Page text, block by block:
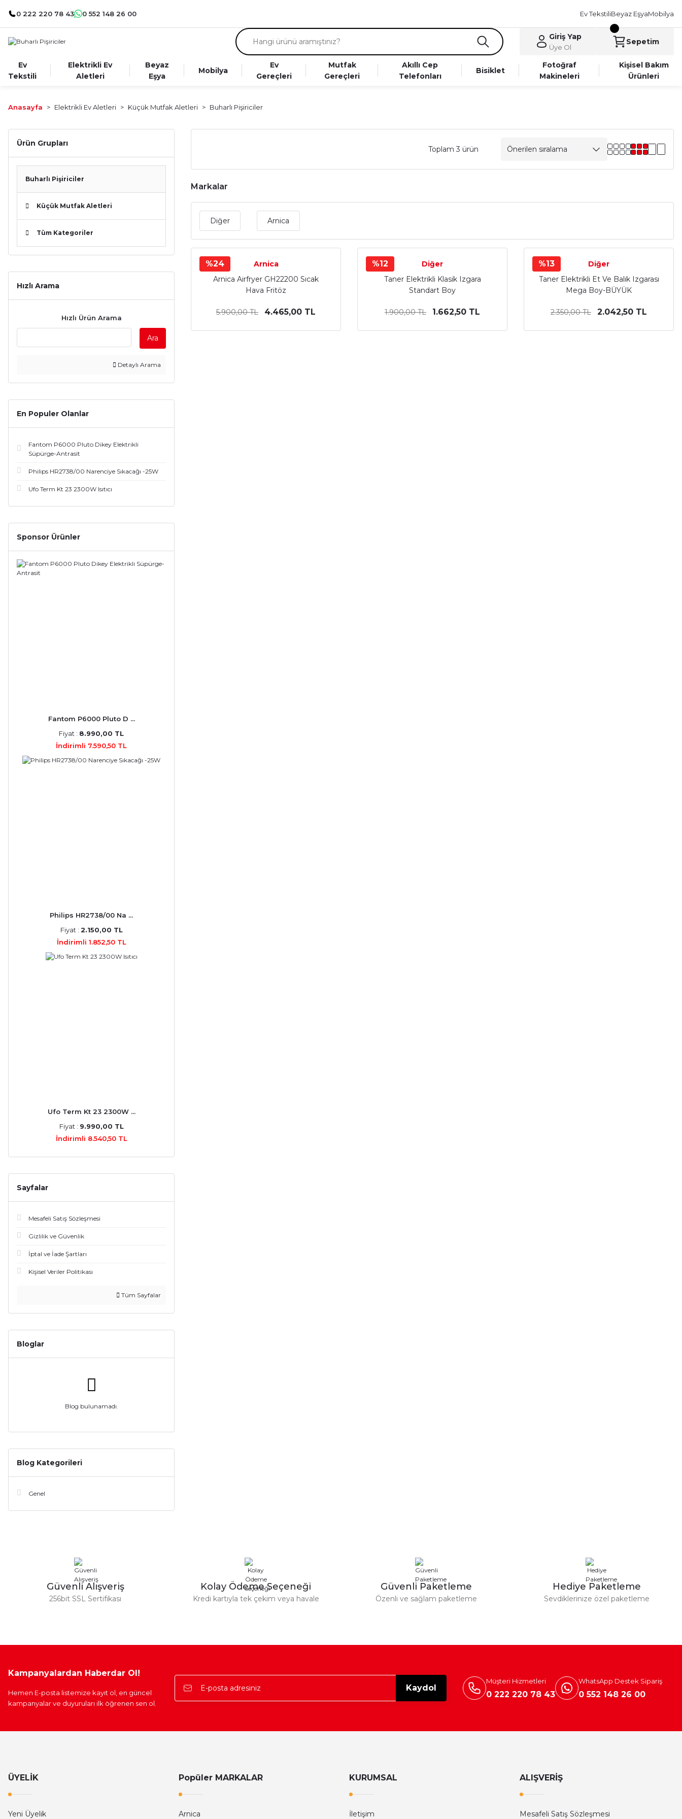
0 222 220 78 43 0 552 148 26 00 Ev TekstiliBeyaz EşyaMobilya
Giriş Yap
Üye Ol
Sepetim
Ev
Tekstili
Elektrikli Ev
Aletleri
Beyaz
Eşya
Mobilya
Ev
Gereçleri
Mutfak
Gereçleri
Akıllı Cep
Telefonları
Bisiklet
Fotoğraf
Makineleri
Kişisel Bakım
Ürünleri
Anasayfa Elektrikli Ev Aletleri Küçük Mutfak Aletleri Buharlı Pişiriciler
Ürün Grupları
Buharlı Pişiriciler
Küçük Mutfak Aletleri
Tüm Kategoriler
Hızlı Arama
Hızlı Ürün Arama
Ara
Detaylı Arama
En Populer Olanlar
Fantom P6000 Pluto Dikey Elektrikli
Süpürge-Antrasit
Philips HR2738/00 Narenciye Sıkacağı -25W
Ufo Term Kt 23 2300W Isıtıcı
Sponsor Ürünler
Fantom P6000 Pluto D ...
Fiyat : 8.990,00 TL
İndirimli 7.590,50 TL
Philips HR2738/00 Na ...
Fiyat : 2.150,00 TL
İndirimli 1.852,50 TL
Ufo Term Kt 23 2300W ...
Fiyat : 9.990,00 TL
İndirimli 8.540,50 TL
Sayfalar
Mesafeli Satış Sözleşmesi
Gizlilik ve Güvenlik
İptal ve İade Şartları
Kişisel Veriler Politikası
Tüm Sayfalar
Bloglar
Blog bulunamadı.
Blog Kategorileri
Genel
Toplam 3 ürün
Markalar
Diğer Arnica
%24
Arnica
Arnica Airfryer GH22200 Sıcak
Hava Fritöz
5.900,00 TL 4.465,00 TL
%12
Diğer
Taner Elektrikli Klasik Izgara
Standart Boy
1.900,00 TL 1.662,50 TL
%13
Diğer
Taner Elektrikli Et Ve Balık Izgarası
Mega Boy-BÜYÜK
2.350,00 TL 2.042,50 TL
Güvenli Alışveriş
256bit SSL Sertifikası
Kolay Ödeme Seçeneği
Kredi kartıyla tek çekim veya havale
Güvenli Paketleme
Özenli ve sağlam paketleme
Hediye Paketleme
Sevdiklerinize özel paketleme
Kampanyalardan Haberdar Ol!
Hemen E-posta listemize kayıt ol, en güncel
kampanyalar ve duyuruları ilk öğrenen sen ol.
Kaydol
Müşteri Hizmetleri
0 222 220 78 43
WhatsApp Destek Sipariş
0 552 148 26 00
ÜYELİK
Yeni Üyelik
Popüler MARKALAR
Arnica
KURUMSAL
İletişim
ALIŞVERİŞ
Mesafeli Satış Sözleşmesi